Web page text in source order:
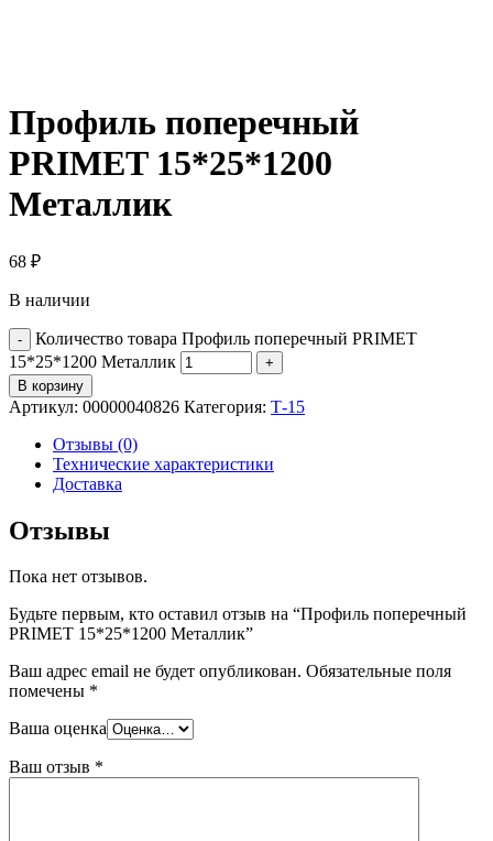
Профиль поперечный
PRIMET 15*25*1200
Металлик
68 ₽
В наличии
Количество товара Профиль поперечный PRIMET
15*25*1200 Металлик
В корзину
Артикул: 00000040826 Категория: Т-15
Отзывы (0)
Технические характеристики
Доставка
Отзывы
Пока нет отзывов.
Будьте первым, кто оставил отзыв на “Профиль поперечный
PRIMET 15*25*1200 Металлик”
Ваш адрес email не будет опубликован. Обязательные поля
помечены *
Ваша оценка
Ваш отзыв *